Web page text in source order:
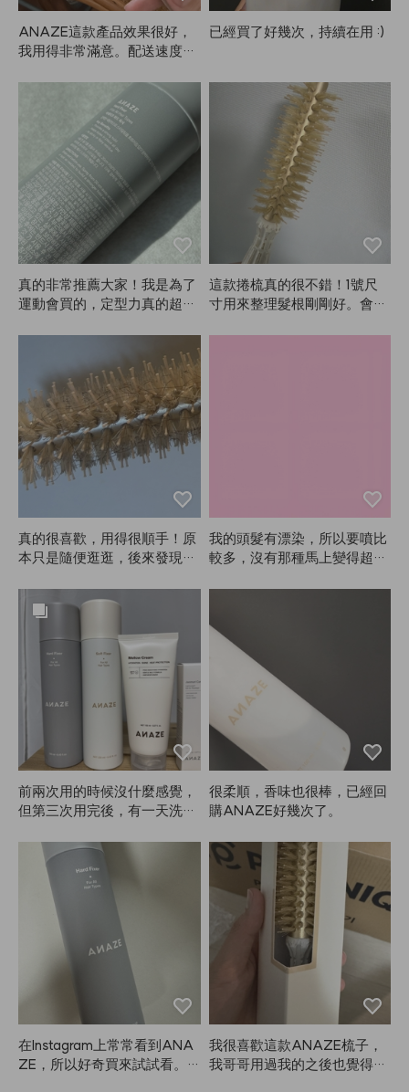
ANAZE這款產品效果很好，
我用得非常滿意。配送速度也
了。整體來說非常滿意，下次
一定會再回購！⭐️
已經買了好幾次，持續在用 :)
真的非常推薦大家！我是為了
運動會買的，定型力真的超
是定型噴霧，多少會有點黏，
所以建議大家盡量遠距離噴！
遠距離噴的話幾乎看不出來，
效果也很好。味道也很讚，我
真的超滿意。用過軟款之後，
強烈推薦重要活動或表演時用
硬款！其他定型噴霧也用過不
少，但不論是定型力、香味還
是持久度，ANAZE真的最
棒，哈哈。
這款捲梳真的很不錯！1號尺
寸用來整理髮根剛剛好。會常
真的很喜歡，用得很順手！原
本只是隨便逛逛，後來發現自
次買了ANAZE的大號和小號
刷子，分別給長髮、側髮和瀏
海用。導熱效果很好，冷卻也
快，成套擺在一起也很好看，
非常滿意。我大概已經用了兩
年了，現在才來寫評論，依然
用得很順手。這種刷子多少會
有點打結，但整體來說還是很
好用。不知道為什麼要寫這麼
長的評論，哈哈，不過產品真
的滿意，所以還是寫了。以後
還會考慮買其他尺寸！
我的頭髮有漂染，所以要噴比
較多，沒有那種馬上變得超柔
前兩次用的時候沒什麼感覺，
但第三次用完後，有一天洗頭
順。我還想說，怎麼會這麼滑
順？後來才發現可能是用了A
NAZE的Mellow Cream，頭髮
真的有在修復。剛開始用也沒
有立刻變得很絲滑，我只是當
作補充營養和熱保護霜在用，
沒太大期待。結果越用越覺得
頭髮越來越好，真的能感受到
變化。
很柔順，香味也很棒，已經回
購ANAZE好幾次了。
在Instagram上常常看到ANA
ZE，所以好奇買來試試看。
我很喜歡這款ANAZE梳子，
我哥哥用過我的之後也覺得很